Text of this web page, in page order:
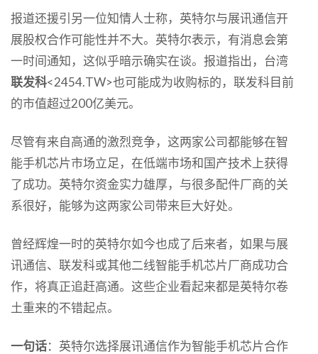
报道还援引另一位知情人士称，英特尔与展讯通信开
展股权合作可能性并不大。英特尔表示，有消息会第
一时间通知，这似乎暗示确实在谈。报道指出，台湾
联发科<2454.TW>也可能成为收购标的，联发科目前
的市值超过200亿美元。
尽管有来自高通的激烈竞争，这两家公司都能够在智
能手机芯片市场立足，在低端市场和国产技术上获得
了成功。英特尔资金实力雄厚，与很多配件厂商的关
系很好，能够为这两家公司带来巨大好处。
曾经辉煌一时的英特尔如今也成了后来者，如果与展
讯通信、联发科或其他二线智能手机芯片厂商成功合
作，将真正追赶高通。这些企业看起来都是英特尔卷
土重来的不错起点。
一句话：英特尔选择展讯通信作为智能手机芯片合作